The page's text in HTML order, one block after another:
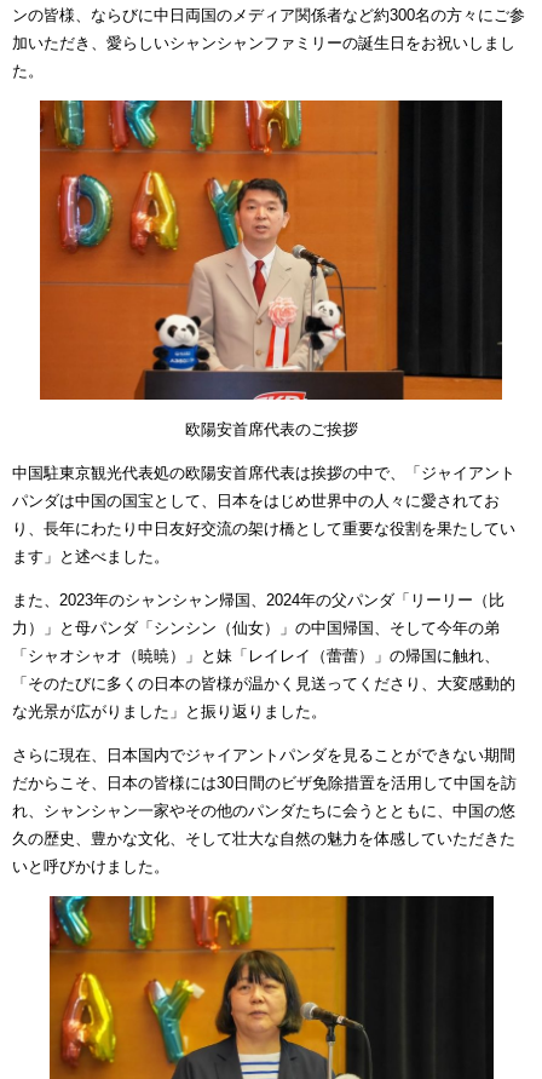
ンの皆様、ならびに中日両国のメディア関係者など約300名の方々にご参
加いただき、愛らしいシャンシャンファミリーの誕生日をお祝いしまし
た。
欧陽安首席代表のご挨拶
中国駐東京観光代表処の欧陽安首席代表は挨拶の中で、「ジャイアント
パンダは中国の国宝として、日本をはじめ世界中の人々に愛されてお
り、長年にわたり中日友好交流の架け橋として重要な役割を果たしてい
ます」と述べました。
また、2023年のシャンシャン帰国、2024年の父パンダ「リーリー（比
力）」と母パンダ「シンシン（仙女）」の中国帰国、そして今年の弟
「シャオシャオ（暁暁）」と妹「レイレイ（蕾蕾）」の帰国に触れ、
「そのたびに多くの日本の皆様が温かく見送ってくださり、大変感動的
な光景が広がりました」と振り返りました。
さらに現在、日本国内でジャイアントパンダを見ることができない期間
だからこそ、日本の皆様には30日間のビザ免除措置を活用して中国を訪
れ、シャンシャン一家やその他のパンダたちに会うとともに、中国の悠
久の歴史、豊かな文化、そして壮大な自然の魅力を体感していただきた
いと呼びかけました。